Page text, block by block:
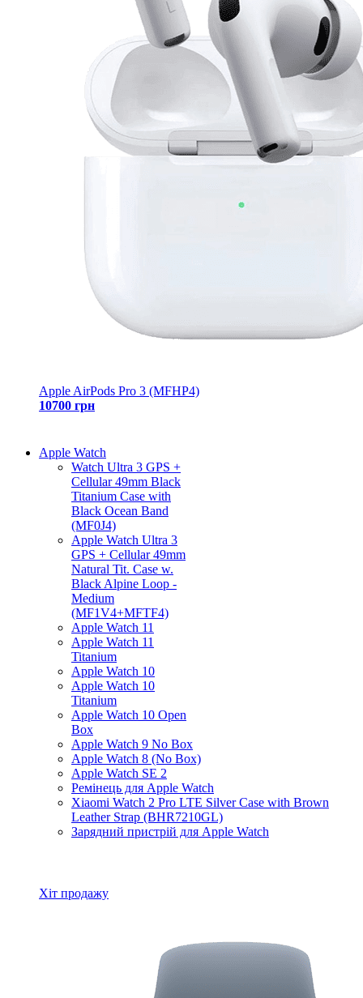
Apple AirPods Pro 3 (MFHP4)
10700 грн
Apple Watch
Watch Ultra 3 GPS +
Cellular 49mm Black
Titanium Case with
Black Ocean Band
(MF0J4)
Apple Watch Ultra 3
GPS + Cellular 49mm
Natural Tit. Case w.
Black Alpine Loop -
Medium
(MF1V4+MFTF4)
Apple Watch 11
Apple Watch 11
Titanium
Apple Watch 10
Apple Watch 10
Titanium
Apple Watch 10 Open
Box
Apple Watch 9 No Box
Apple Watch 8 (No Box)
Apple Watch SE 2
Ремінець для Apple Watch
Xiaomi Watch 2 Pro LTE Silver Case with Brown
Leather Strap (BHR7210GL)
Зарядний пристрій для Apple Watch
Хіт продажу